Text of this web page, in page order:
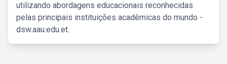
utilizando abordagens educacionais reconhecidas
pelas principais instituições acadêmicas do mundo -
dsw.aau.edu.et.